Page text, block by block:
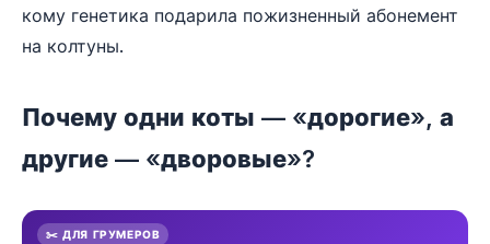
кому генетика подарила пожизненный абонемент
на колтуны.
Почему одни коты — «дорогие», а
другие — «дворовые»?
✂️ ДЛЯ ГРУМЕРОВ